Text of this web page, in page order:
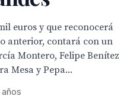
euros y que reconocerá
anterior, contará con un
Montero, Felipe Benítez
Mesa y Pepa...